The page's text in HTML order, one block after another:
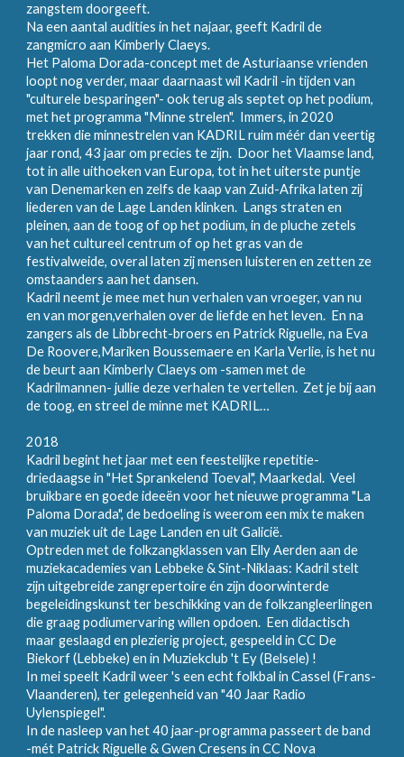
zangstem doorgeeft.
Na een aantal audities in het najaar, geeft Kadril de
zangmicro aan Kimberly Claeys.
Het Paloma Dorada-concept met de Asturiaanse vrienden
loopt nog verder, maar daarnaast wil Kadril -in tijden van
"culturele besparingen"- ook terug als septet op het podium,
met het programma "Minne strelen". Immers, in 2020
trekken die minnestrelen van KADRIL ruim méér dan veertig
jaar rond, 43 jaar om precies te zijn. Door het Vlaamse land,
tot in alle uithoeken van Europa, tot in het uiterste puntje
van Denemarken en zelfs de kaap van Zuid-Afrika laten zij
liederen van de Lage Landen klinken. Langs straten en
pleinen, aan de toog of op het podium, in de pluche zetels
van het cultureel centrum of op het gras van de
festivalweide, overal laten zij mensen luisteren en zetten ze
omstaanders aan het dansen.
Kadril neemt je mee met hun verhalen van vroeger, van nu
en van morgen,verhalen over de liefde en het leven. En na
zangers als de Libbrecht-broers en Patrick Riguelle, na Eva
De Roovere,Mariken Boussemaere en Karla Verlie, is het nu
de beurt aan Kimberly Claeys om -samen met de
Kadrilmannen- jullie deze verhalen te vertellen. Zet je bij aan
de toog, en streel de minne met KADRIL…
2018
Kadril begint het jaar met een feestelijke repetitie-
driedaagse in "Het Sprankelend Toeval", Maarkedal. Veel
bruikbare en goede ideeën voor het nieuwe programma "La
Paloma Dorada", de bedoeling is weerom een mix te maken
van muziek uit de Lage Landen en uit Galicië.
Optreden met de folkzangklassen van Elly Aerden aan de
muziekacademies van Lebbeke & Sint-Niklaas: Kadril stelt
zijn uitgebreide zangrepertoire én zijn doorwinterde
begeleidingskunst ter beschikking van de folkzangleerlingen
die graag podiumervaring willen opdoen. Een didactisch
maar geslaagd en plezierig project, gespeeld in CC De
Biekorf (Lebbeke) en in Muziekclub 't Ey (Belsele) !
In mei speelt Kadril weer 's een echt folkbal in Cassel (Frans-
Vlaanderen), ter gelegenheid van "40 Jaar Radio
Uylenspiegel".
In de nasleep van het 40 jaar-programma passeert de band
-mét Patrick Riguelle & Gwen Cresens in CC Nova